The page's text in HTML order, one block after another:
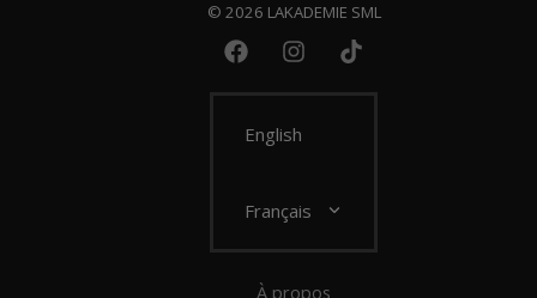
© 2026 LAKADEMIE SML
English
Français
À propos